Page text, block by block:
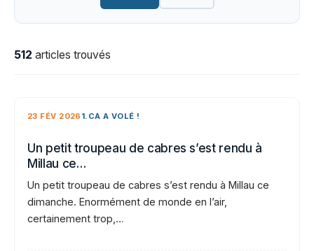
512 articles trouvés
23 FÉV 2026 1.CA A VOLÉ !
Un petit troupeau de cabres s’est rendu à
Millau ce…
Un petit troupeau de cabres s’est rendu à Millau ce
dimanche. Enormément de monde en l’air,
certainement trop,…